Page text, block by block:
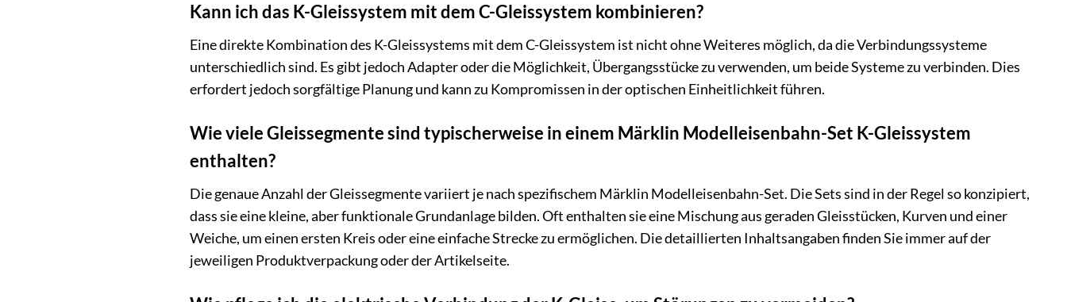
Kann ich das K-Gleissystem mit dem C-Gleissystem kombinieren?
Eine direkte Kombination des K-Gleissystems mit dem C-Gleissystem ist nicht ohne Weiteres möglich, da die Verbindungssysteme
unterschiedlich sind. Es gibt jedoch Adapter oder die Möglichkeit, Übergangsstücke zu verwenden, um beide Systeme zu verbinden. Dies
erfordert jedoch sorgfältige Planung und kann zu Kompromissen in der optischen Einheitlichkeit führen.
Wie viele Gleissegmente sind typischerweise in einem Märklin Modelleisenbahn-Set K-Gleissystem
enthalten?
Die genaue Anzahl der Gleissegmente variiert je nach spezifischem Märklin Modelleisenbahn-Set. Die Sets sind in der Regel so konzipiert,
dass sie eine kleine, aber funktionale Grundanlage bilden. Oft enthalten sie eine Mischung aus geraden Gleisstücken, Kurven und einer
Weiche, um einen ersten Kreis oder eine einfache Strecke zu ermöglichen. Die detaillierten Inhaltsangaben finden Sie immer auf der
jeweiligen Produktverpackung oder der Artikelseite.